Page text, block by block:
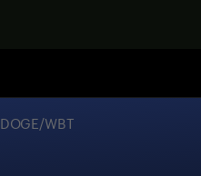
DOGE/WBT